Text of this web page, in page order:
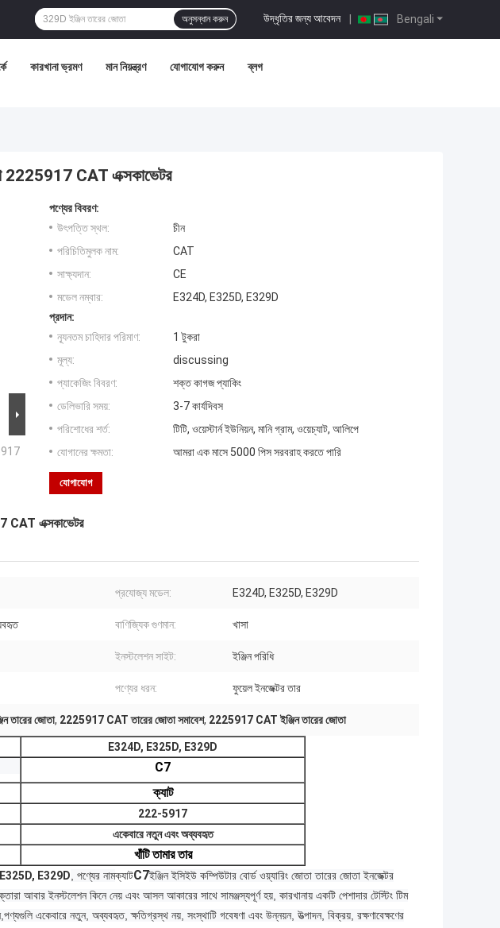
Bengali
উদ্ধৃতির জন্য আবেদন |
অনুসন্ধান করুন
কারখানা ভ্রমণ মান নিয়ন্ত্রণ যোগাযোগ করুন ব্লগ
2225917 CAT এক্সকাভেটর
পণ্যের বিবরণ:
উৎপত্তি স্থল:
চীন
পরিচিতিমুলক নাম:
CAT
সাক্ষ্যদান:
CE
মডেল নম্বার:
E324D, E325D, E329D
প্রদান:
ন্যূনতম চাহিদার পরিমাণ:
1 টুকরা
মূল্য:
discussing
প্যাকেজিং বিবরণ:
শক্ত কাগজ প্যাকিং
ডেলিভারি সময়:
3-7 কার্যদিবস
পরিশোধের শর্ত:
টিটি, ওয়েস্টার্ন ইউনিয়ন, মানি গ্রাম, ওয়েচ্যাট, আলিপে
যোগানের ক্ষমতা:
আমরা এক মাসে 5000 পিস সরবরাহ করতে পারি
যোগাযোগ
CAT এক্সকাভেটর
প্রযোজ্য মডেল: E324D, E325D, E329D
বাণিজ্যিক গুণমান: খাসা
ইনস্টলেশন সাইট: ইঞ্জিন পরিধি
পণ্যের ধরন: ফুয়েল ইনজেক্টর তার
তারের জোতা, 2225917 CAT তারের জোতা সমাবেশ, 2225917 CAT ইঞ্জিন তারের জোতা
E324D, E325D, E329D
C7
ক্যাট
222-5917
একেবারে নতুন এবং অব্যবহৃত
খাঁটি তামার তার
E329D, পণ্যের নামক্যাটC7ইঞ্জিন ইসিইউ কম্পিউটার বোর্ড ওয়্যারিং জোতা তারের জোতা ইনজেক্টর
আবার ইনস্টলেশন কিনে নেয় এবং আসল আকারের সাথে সামঞ্জস্যপূর্ণ হয়, কারখানায় একটি পেশাদার টেস্টিং টিম
পণ্যগুলি একেবারে নতুন, অব্যবহৃত, ক্ষতিগ্রস্থ নয়, সংস্থাটি গবেষণা এবং উন্নয়ন, উত্পাদন, বিক্রয়, রক্ষণাবেক্ষণের